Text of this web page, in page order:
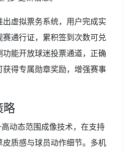
虚拟票务系统，用户完成实
通行证，累积签到次数可兑
能开放球迷投票通道，正确
得专属勋章奖励，增强赛事
略
动态范围成像技术，在支持
质感与球员动作细节。多机